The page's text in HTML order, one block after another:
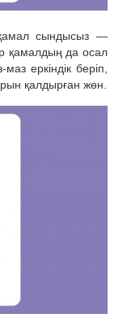
қамал сындысыз —
қамалдың да осал
еркіндік беріп,
қалдырған жөн.